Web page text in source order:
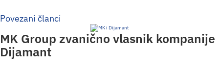
Povezani članci
MK Group zvanično vlasnik kompanije
Dijamant